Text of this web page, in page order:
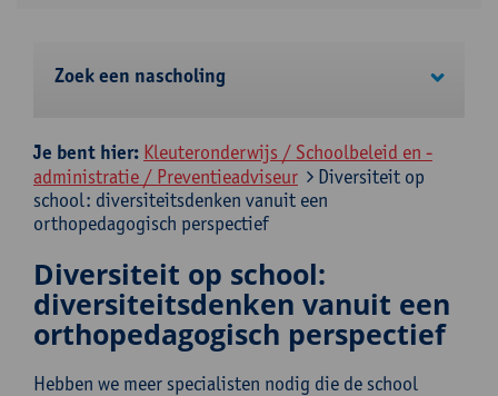
Zoek een nascholing
Je bent hier: Kleuteronderwijs / Schoolbeleid en -
administratie / Preventieadviseur
Diversiteit op
school: diversiteitsdenken vanuit een
orthopedagogisch perspectief
Diversiteit op school:
diversiteitsdenken vanuit een
orthopedagogisch perspectief
Hebben we meer specialisten nodig die de school